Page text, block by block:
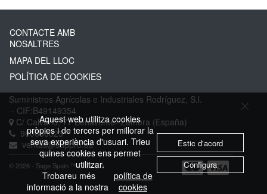
CONTACTE AMB
NOSALTRES
MAPA DEL LLOC
POLÍTICA DE COOKIES
Suministros Agrícolas e Industriales Rodríguez, S.l.
- CIF:B49149354
C/ Calvario, 77Benavente-Zamora (España)
980636023
ventas@suppro.es
© 2026 - Sage Spain ™ (v.20.27)
Aquest web utilitza cookies
pròpies i de tercers per millorar la
seva experiència d'usuari. Trieu
quines cookies ens permet
utilitzar.
Trobareu més
informació a la nostra
política de
cookies
Estic d'acord
Configura